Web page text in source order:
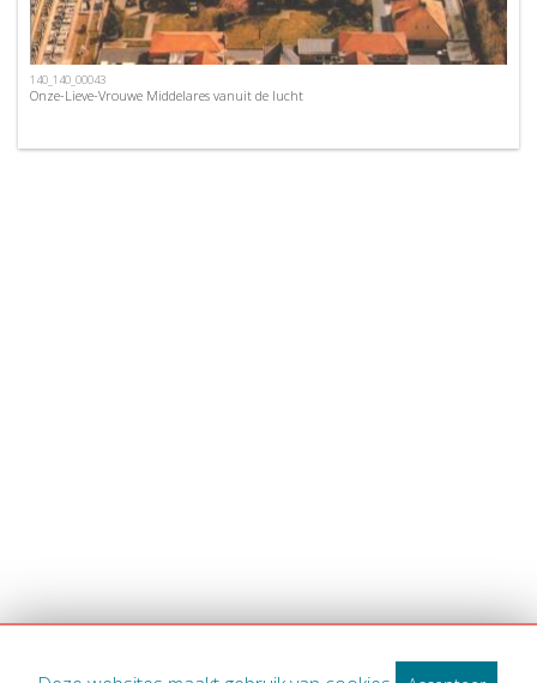
140_140_00043
Onze-Lieve-Vrouwe Middelares vanuit de lucht